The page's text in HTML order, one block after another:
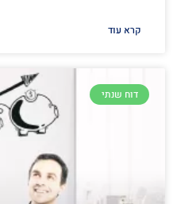
קרא עוד
דוח שנתי